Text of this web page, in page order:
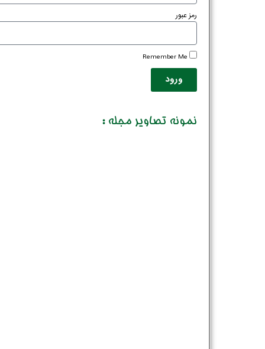
رمز عبور
Remember Me
ورود
نمونه تصاویر مجله :